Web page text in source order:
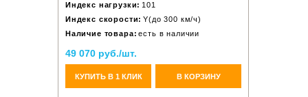
Индекс нагрузки: 101
Индекс скорости: Y(до 300 км/ч)
Наличие товара: есть в наличии
49 070 руб./шт.
КУПИТЬ В 1 КЛИК В КОРЗИНУ